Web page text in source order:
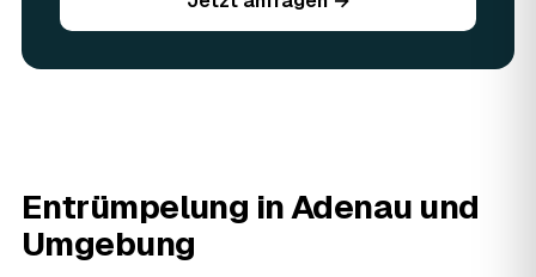
Sie vorhandene Wertsachen einfach in der Anfrage an.
AWL Zentrum vermittelt nur die Entrümpler und ersetzt
keine Steuerberatung — die konkrete Anrechnung klären
Sie mit Ihrem Finanzamt oder Steuerberater.
Entrümpelung inAdenau und
Umgebung